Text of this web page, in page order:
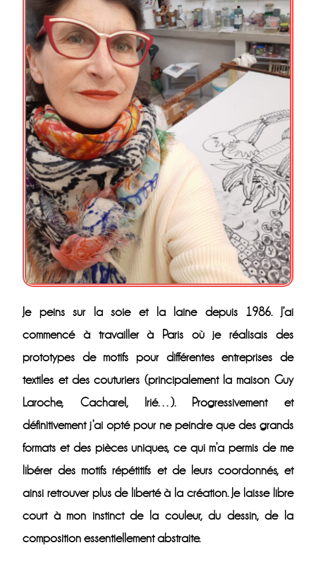
Je peins sur la soie et la laine depuis 1986. J’ai
commencé à travailler à Paris où je réalisais des
prototypes de motifs pour différentes entreprises de
textiles et des couturiers (principalement la maison Guy
Laroche, Cacharel, Irié…). Progressivement et
définitivement j’ai opté pour ne peindre que des grands
formats et des pièces uniques, ce qui m’a permis de me
libérer des motifs répétitifs et de leurs coordonnés, et
ainsi retrouver plus de liberté à la création. Je laisse libre
court à mon instinct de la couleur, du dessin, de la
composition essentiellement abstraite.